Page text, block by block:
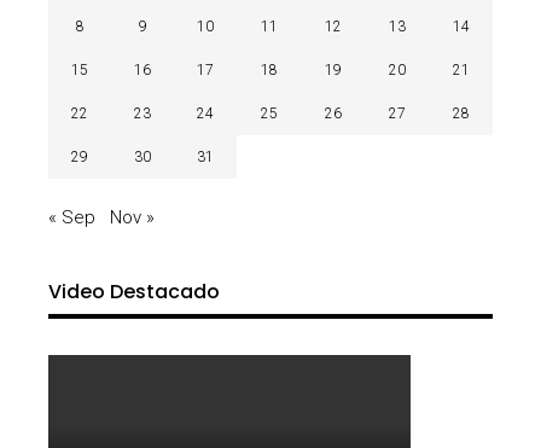
8 9 10 11 12 13 14
15 16 17 18 19 20 21
22 23 24 25 26 27 28
29 30 31
« Sep Nov »
Video Destacado